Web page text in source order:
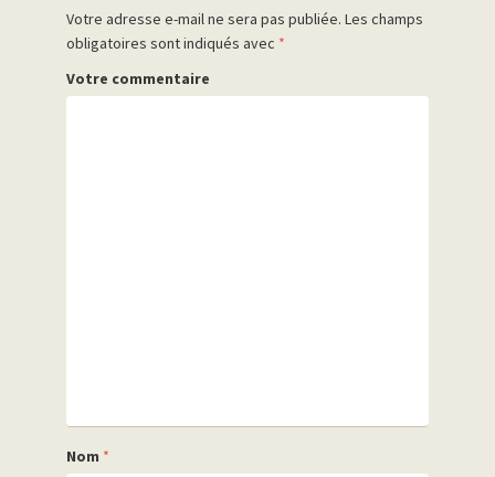
Votre adresse e-mail ne sera pas publiée. Les champs
obligatoires sont indiqués avec *
Votre commentaire
Nom *